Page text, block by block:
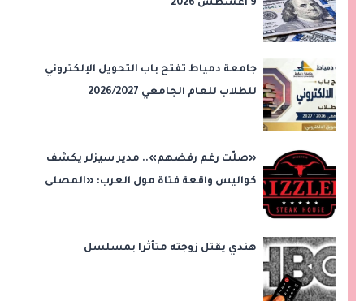
9 أغسطس 2026
جامعة دمياط تفتح باب التحويل الإلكتروني
للطلاب للعام الجامعي 2026/2027
«صلّت رغم رفضهم».. مدير سيزلر يكشف
كواليس واقعة فتاة مول العرب: «المصلى
هندي يقتل زوجته متأثرا بمسلسل